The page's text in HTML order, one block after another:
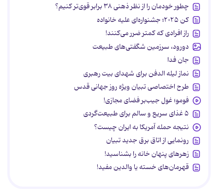
چطور خودمان را از نظر ذهنی ۳۸ برابر قوی‌تر کنیم؟
کن ۲۰۲۵؛ جشنواره‌ای علیه خانواده
راز افرادی که کمتر ضرر می‌کنند!
دورود، سرزمین شگفتی‌های طبیعت
جان فدا
نماز لیله الدفن برای شهدای بیت رهبری
طرح اختصاصی تبیان ویژه روز جهانی قدس
فومو؛ غول جیب‌بر فضای مجازی!
۵ غذای سریع و سالم برای طبیعت‌گردی
نتیجه حمله آمریکا به ایران چیست؟
رونمایی از اتاق برق جدید تبیان
زهرهای پنهان خانه را بشناسید!
قهرمان‌های خسته یا والدین مفید!